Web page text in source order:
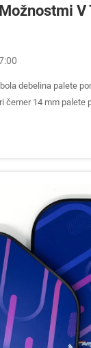
V
debelina palete
čemer 14 mm palete
Razumevanje tega,
v primerjavi z